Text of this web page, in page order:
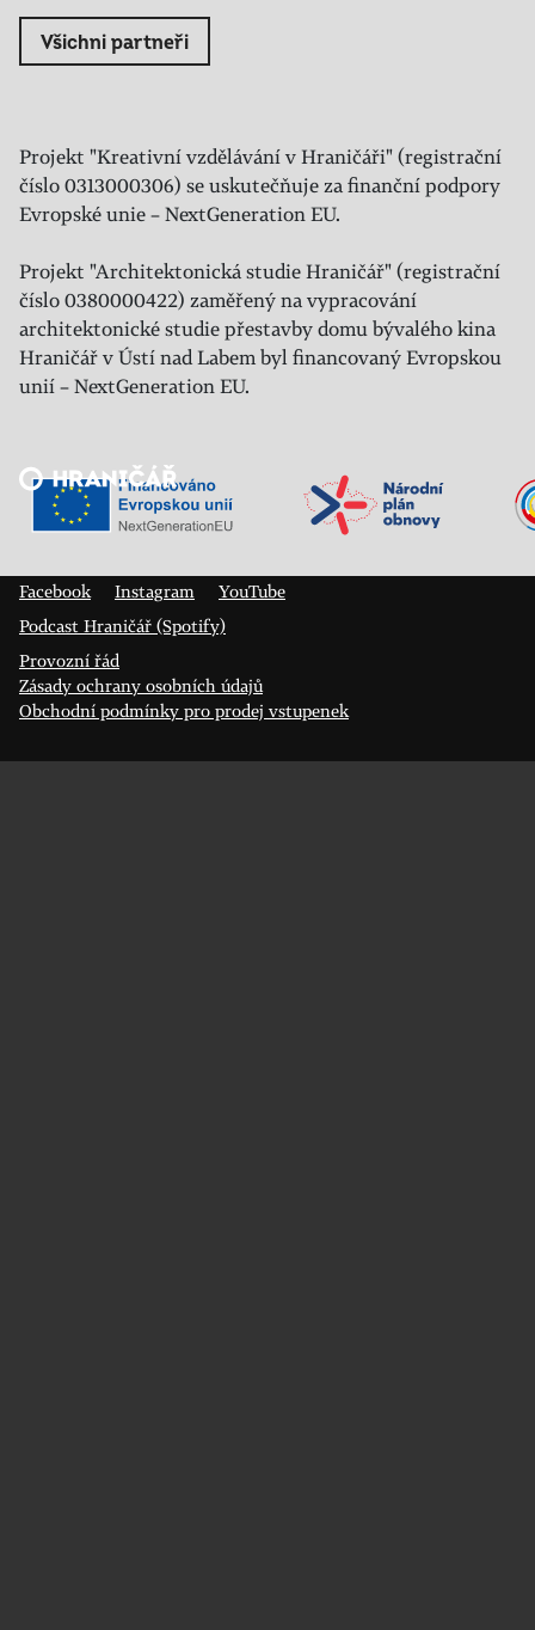
Všichni partneři
Projekt "Kreativní vzdělávání v Hraničáři" (registrační
číslo 0313000306) se uskutečňuje za finanční podpory
Evropské unie – NextGeneration EU.
Projekt "Architektonická studie Hraničář" (registrační
číslo 0380000422) zaměřený na vypracování
architektonické studie přestavby domu bývalého kina
Hraničář v Ústí nad Labem byl financovaný Evropskou
unií – NextGeneration EU.
Veřejný sál Hraničář, spolek
Facebook
Instagram
YouTube
Podcast Hraničář (Spotify)
Provozní řád
Zásady ochrany osobních údajů
Obchodní podmínky pro prodej vstupenek